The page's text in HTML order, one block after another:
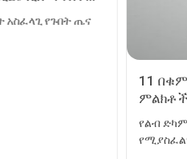
አስፈላጊ የጉበት ጤና
11
የልብ